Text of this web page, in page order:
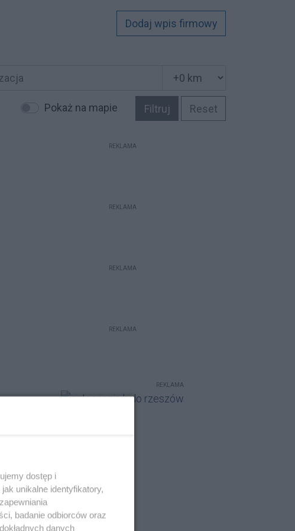
Dodaj wpis firmowy
Pokaż na mapie
Filtruj Reset
REKLAMA
REKLAMA
REKLAMA
REKLAMA
REKLAMA
dostęp i
unikalne identyfikatory,
badanie odbiorców oraz
danych